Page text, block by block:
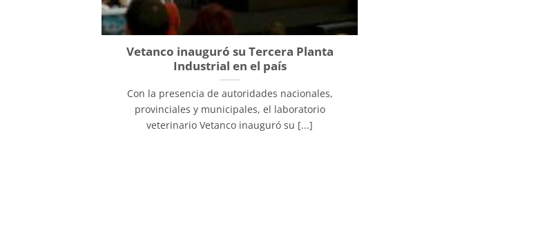
Vetanco inauguró su Tercera Planta
Industrial en el país
Con la presencia de autoridades nacionales,
provinciales y municipales, el laboratorio
veterinario Vetanco inauguró su [...]